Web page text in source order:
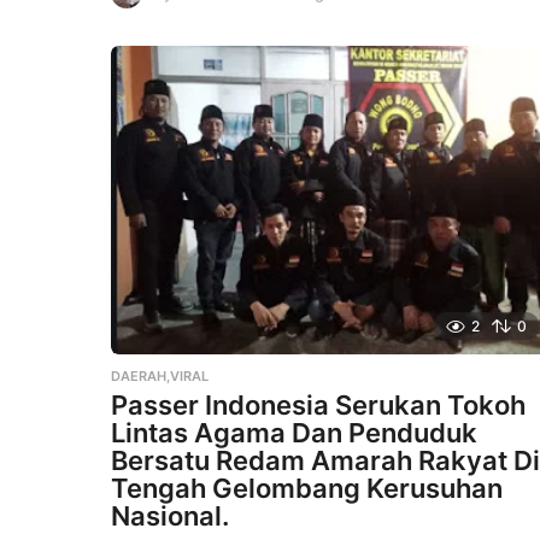
n
h
s
a
o
2 0
DAERAH,VIRAL
Passer Indonesia Serukan Tokoh
Lintas Agama Dan Penduduk
Bersatu Redam Amarah Rakyat Di
Tengah Gelombang Kerusuhan
Nasional.